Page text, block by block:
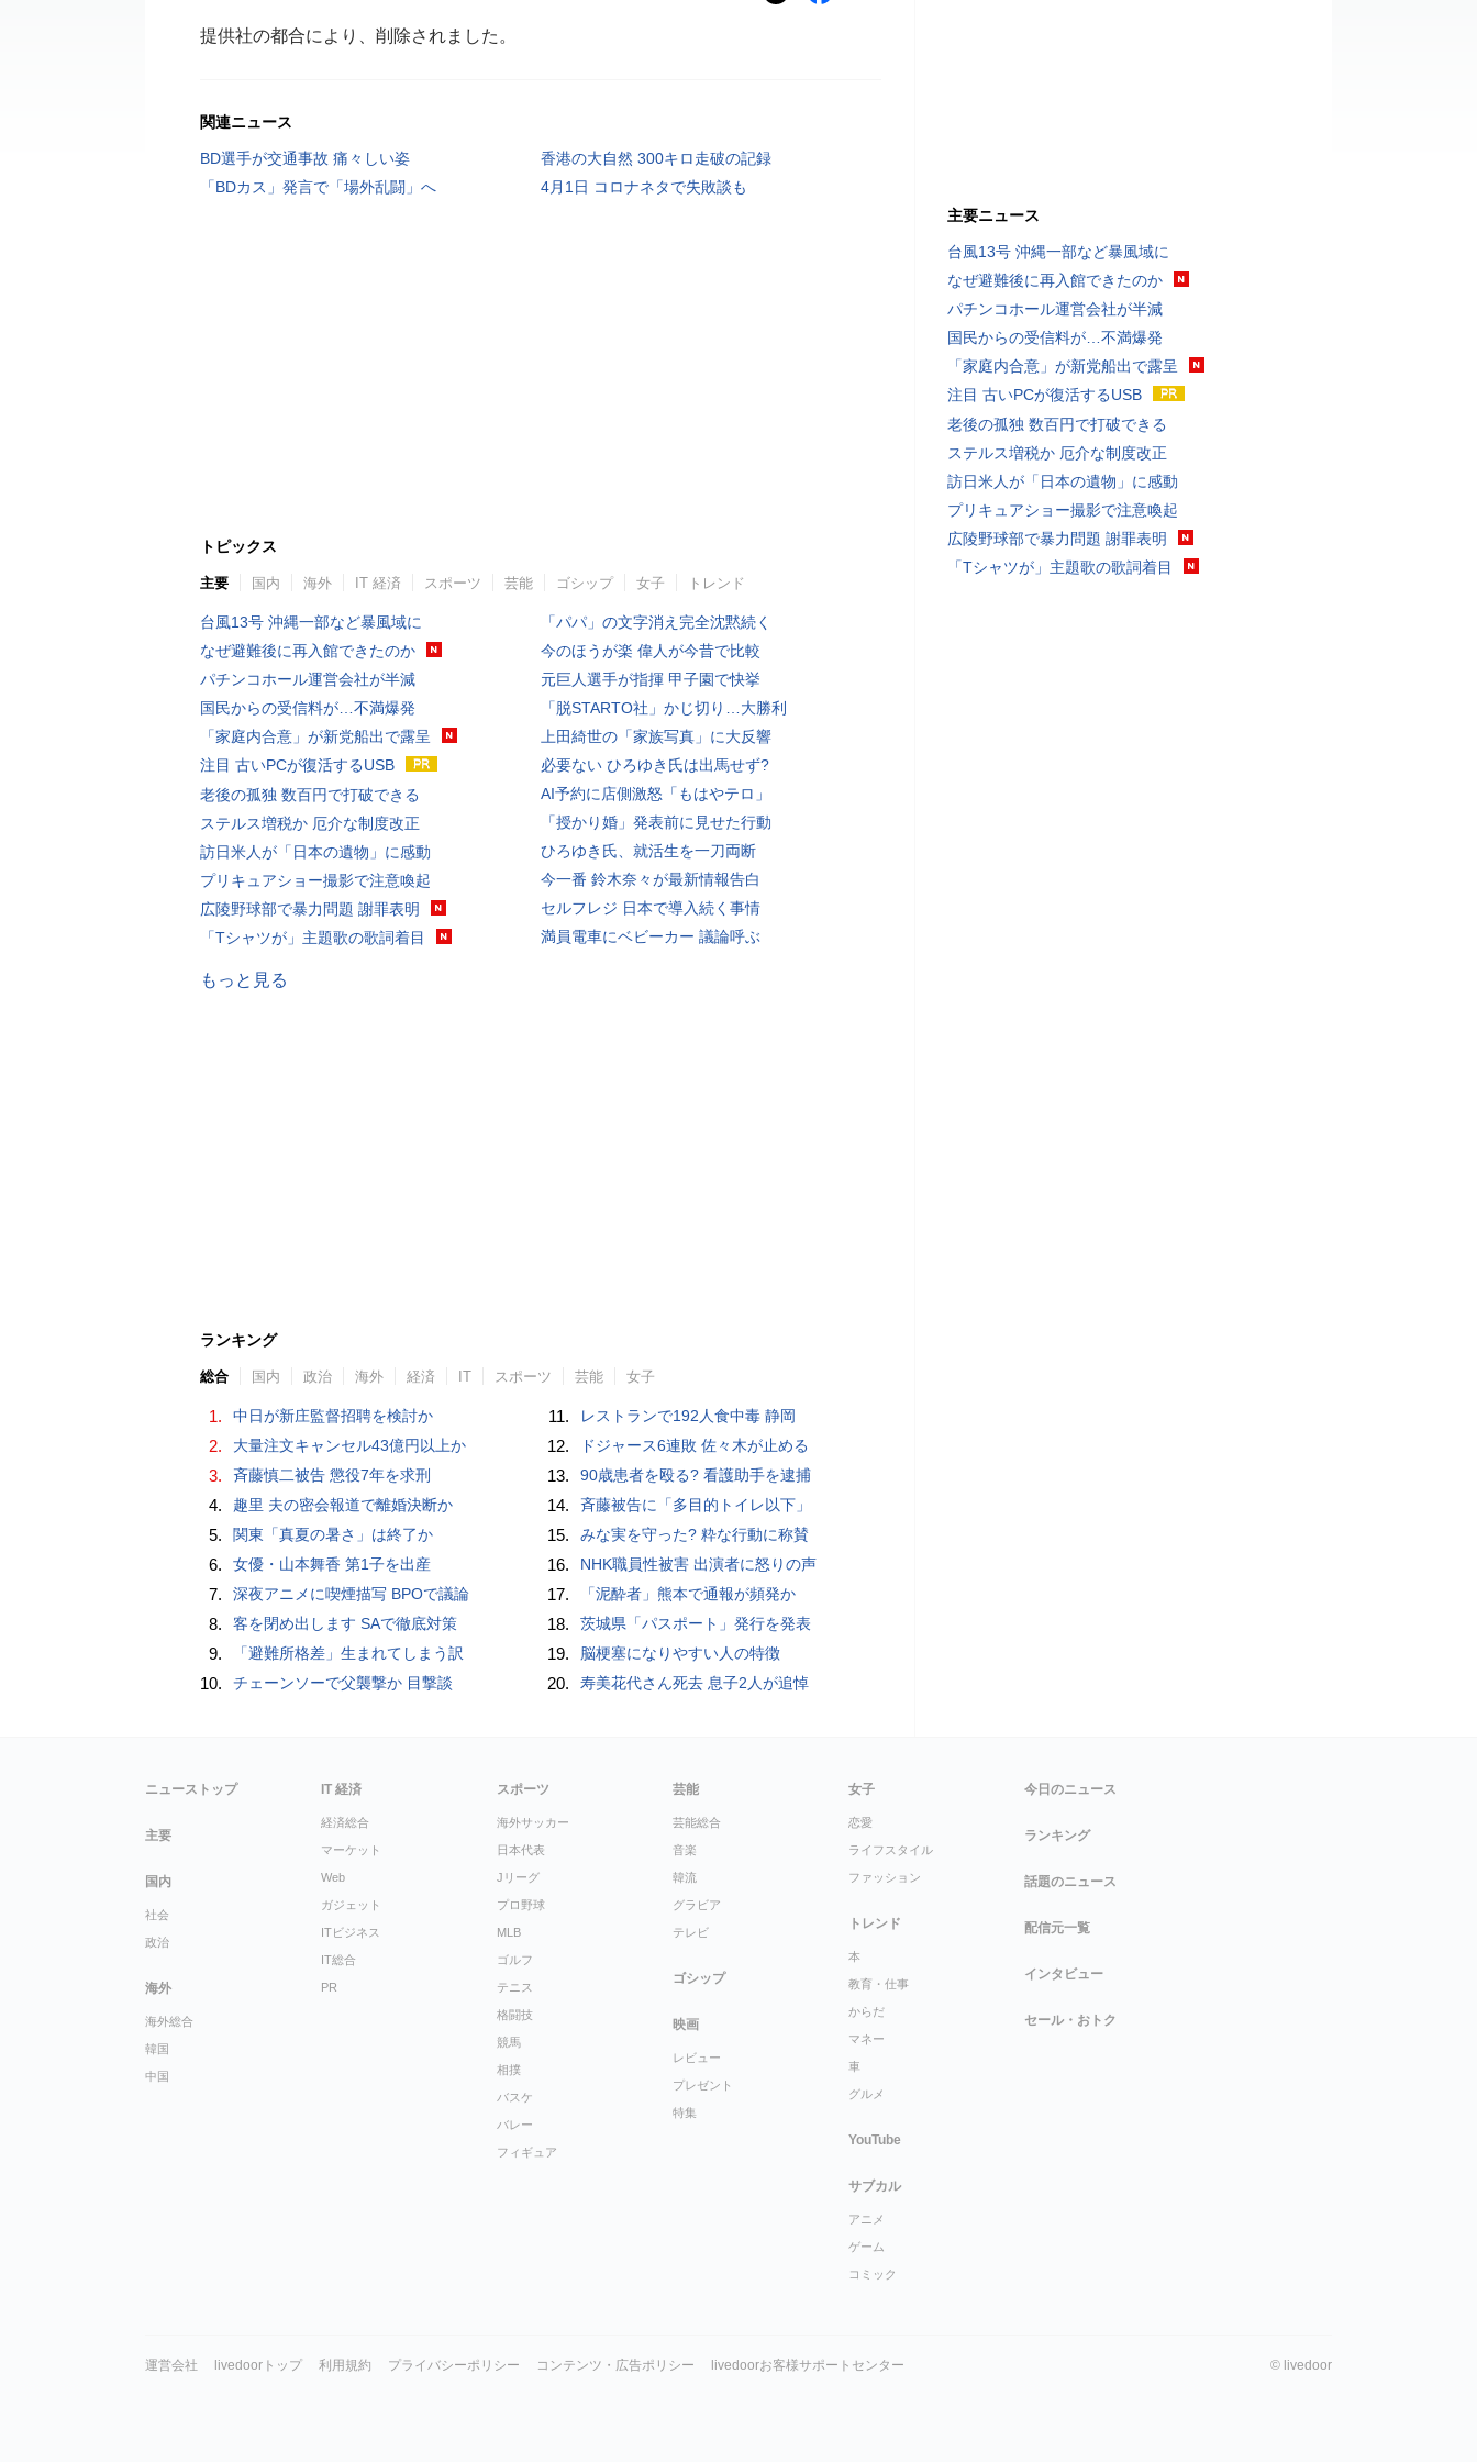
提供社の都合により、削除されました。
関連ニュース
BD選手が交通事故 痛々しい姿
香港の大自然 300キロ走破の記録
「BDカス」発言で「場外乱闘」へ
4月1日 コロナネタで失敗談も
トピックス
主要 国内 海外 IT 経済 スポーツ 芸能 ゴシップ 女子 トレンド
台風13号 沖縄一部など暴風域に
なぜ避難後に再入館できたのか
パチンコホール運営会社が半減
国民からの受信料が…不満爆発
「家庭内合意」が新党船出で露呈
注目 古いPCが復活するUSB
老後の孤独 数百円で打破できる
ステルス増税か 厄介な制度改正
訪日米人が「日本の遺物」に感動
プリキュアショー撮影で注意喚起
広陵野球部で暴力問題 謝罪表明
「Tシャツが」主題歌の歌詞着目
「パパ」の文字消え完全沈黙続く
今のほうが楽 偉人が今昔で比較
元巨人選手が指揮 甲子園で快挙
「脱STARTO社」かじ切り…大勝利
上田綺世の「家族写真」に大反響
必要ない ひろゆき氏は出馬せず?
AI予約に店側激怒「もはやテロ」
「授かり婚」発表前に見せた行動
ひろゆき氏、就活生を一刀両断
今一番 鈴木奈々が最新情報告白
セルフレジ 日本で導入続く事情
満員電車にベビーカー 議論呼ぶ
もっと見る
ランキング
総合 国内 政治 海外 経済 IT スポーツ 芸能 女子
1. 中日が新庄監督招聘を検討か
2. 大量注文キャンセル43億円以上か
3. 斉藤慎二被告 懲役7年を求刑
4. 趣里 夫の密会報道で離婚決断か
5. 関東「真夏の暑さ」は終了か
6. 女優・山本舞香 第1子を出産
7. 深夜アニメに喫煙描写 BPOで議論
8. 客を閉め出します SAで徹底対策
9. 「避難所格差」生まれてしまう訳
10. チェーンソーで父襲撃か 目撃談
11. レストランで192人食中毒 静岡
12. ドジャース6連敗 佐々木が止める
13. 90歳患者を殴る? 看護助手を逮捕
14. 斉藤被告に「多目的トイレ以下」
15. みな実を守った? 粋な行動に称賛
16. NHK職員性被害 出演者に怒りの声
17. 「泥酔者」熊本で通報が頻発か
18. 茨城県「パスポート」発行を発表
19. 脳梗塞になりやすい人の特徴
20. 寿美花代さん死去 息子2人が追悼
主要ニュース
台風13号 沖縄一部など暴風域に
なぜ避難後に再入館できたのか
パチンコホール運営会社が半減
国民からの受信料が…不満爆発
「家庭内合意」が新党船出で露呈
注目 古いPCが復活するUSB
老後の孤独 数百円で打破できる
ステルス増税か 厄介な制度改正
訪日米人が「日本の遺物」に感動
プリキュアショー撮影で注意喚起
広陵野球部で暴力問題 謝罪表明
「Tシャツが」主題歌の歌詞着目
ニューストップ
主要
国内
社会
政治
海外
海外総合
韓国
中国
IT 経済
経済総合
マーケット
Web
ガジェット
ITビジネス
IT総合
PR
スポーツ
海外サッカー
日本代表
Jリーグ
プロ野球
MLB
ゴルフ
テニス
格闘技
競馬
相撲
バスケ
バレー
フィギュア
芸能
芸能総合
音楽
韓流
グラビア
テレビ
ゴシップ
映画
レビュー
プレゼント
特集
女子
恋愛
ライフスタイル
ファッション
トレンド
本
教育・仕事
からだ
マネー
車
グルメ
YouTube
サブカル
アニメ
ゲーム
コミック
今日のニュース
ランキング
話題のニュース
配信元一覧
インタビュー
セール・おトク
運営会社 livedoorトップ 利用規約 プライバシーポリシー コンテンツ・広告ポリシー livedoorお客様サポートセンター © livedoor